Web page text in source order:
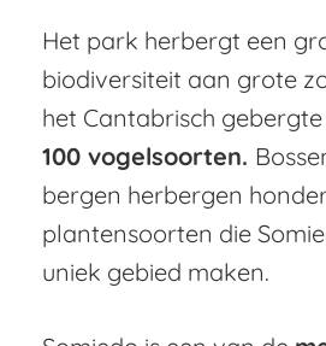
Het park herbergt een
biodiversiteit aan grote
het Cantabrisch gebergte
100 vogelsoorten.
bergen herbergen
plantensoorten die
uniek gebied maken.